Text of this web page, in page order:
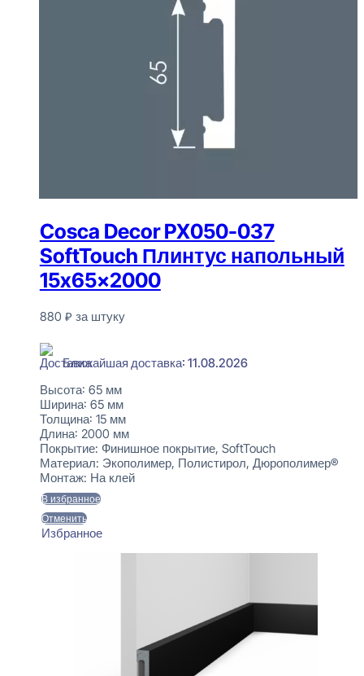
Cosca Decor PX050-037
SoftTouch Плинтус напольный
15x65x2000
880 ₽ за штуку
Ближайшая доставка: 11.08.2026
Высота: 65 мм
Ширина: 65 мм
Толщина: 15 мм
Длина: 2000 мм
Покрытие: Финишное покрытие, SoftTouch
Материал: Экополимер, Полистирол, Дюрополимер®
Монтаж: На клей
В избранное
Отменить
Избранное